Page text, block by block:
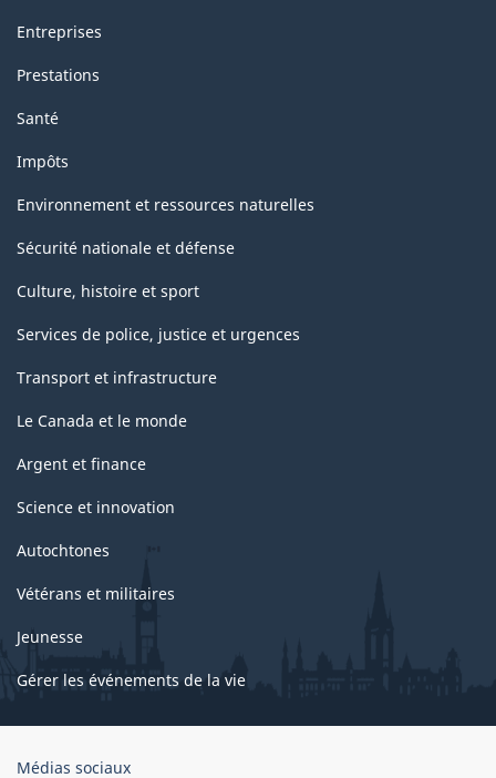
Entreprises
Prestations
Santé
Impôts
Environnement et ressources naturelles
Sécurité nationale et défense
Culture, histoire et sport
Services de police, justice et urgences
Transport et infrastructure
Le Canada et le monde
Argent et finance
Science et innovation
Autochtones
Vétérans et militaires
Jeunesse
Gérer les événements de la vie
Organisation
Médias sociaux